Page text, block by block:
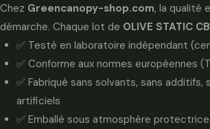
Chez Greencanopy-shop.com, la qualité
démarche. Chaque lot de OLIVE STATIC
✅ Testé en laboratoire indépendant
✅ Conforme aux normes européennes
✅ Fabriqué sans solvants, sans additifs,
artificiels
✅ Emballé sous atmosphère